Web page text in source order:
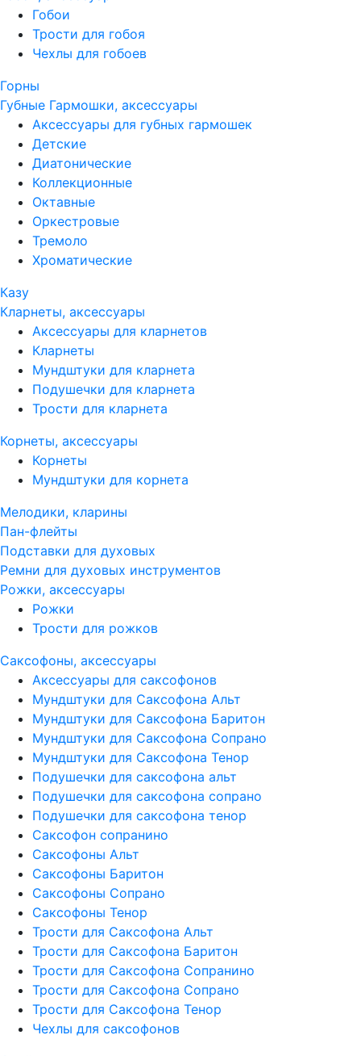
Гобои
Трости для гобоя
Чехлы для гобоев
Горны
Губные Гармошки, аксессуары
Аксессуары для губных гармошек
Детские
Диатонические
Коллекционные
Октавные
Оркестровые
Тремоло
Хроматические
Казу
Кларнеты, аксессуары
Аксессуары для кларнетов
Кларнеты
Мундштуки для кларнета
Подушечки для кларнета
Трости для кларнета
Корнеты, аксессуары
Корнеты
Мундштуки для корнета
Мелодики, кларины
Пан-флейты
Подставки для духовых
Ремни для духовых инструментов
Рожки, аксессуары
Рожки
Трости для рожков
Саксофоны, аксессуары
Аксессуары для саксофонов
Мундштуки для Саксофона Альт
Мундштуки для Саксофона Баритон
Мундштуки для Саксофона Сопрано
Мундштуки для Саксофона Тенор
Подушечки для саксофона альт
Подушечки для саксофона сопрано
Подушечки для саксофона тенор
Саксофон сопранино
Саксофоны Альт
Саксофоны Баритон
Саксофоны Сопрано
Саксофоны Тенор
Трости для Саксофона Альт
Трости для Саксофона Баритон
Трости для Саксофона Сопранино
Трости для Саксофона Сопрано
Трости для Саксофона Тенор
Чехлы для саксофонов